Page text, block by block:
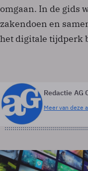
omgaan. In de gids
zakendoen en
het digitale tijdperk
Redactie AG
Meer van deze